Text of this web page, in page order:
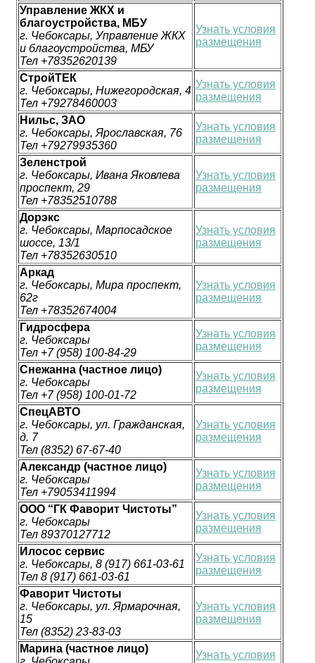
Управление ЖКХ и
благоустройства, МБУ
г. Чебоксары, Управление ЖКХ
и благоустройства, МБУ
Тел +78352620139
Узнать условия
размещения
СтройТЕК
г. Чебоксары, Нижегородская, 4
Тел +79278460003
Узнать условия
размещения
Нильс, ЗАО
г. Чебоксары, Ярославская, 76
Тел +79279935360
Узнать условия
размещения
Зеленстрой
г. Чебоксары, Ивана Яковлева
проспект, 29
Тел +78352510788
Узнать условия
размещения
Дорэкс
г. Чебоксары, Марпосадское
шоссе, 13/1
Тел +78352630510
Узнать условия
размещения
Аркад
г. Чебоксары, Мира проспект,
62г
Тел +78352674004
Узнать условия
размещения
Гидросфера
г. Чебоксары
Тел +7 (958) 100-84-29
Узнать условия
размещения
Снежанна (частное лицо)
г. Чебоксары
Тел +7 (958) 100-01-72
Узнать условия
размещения
СпецАВТО
г. Чебоксары, ул. Гражданская,
д. 7
Тел (8352) 67-67-40
Узнать условия
размещения
Александр (частное лицо)
г. Чебоксары
Тел +79053411994
Узнать условия
размещения
ООО “ГК Фаворит Чистоты”
г. Чебоксары
Тел 89370127712
Узнать условия
размещения
Илосос сервис
г. Чебоксары, 8 (917) 661-03-61
Тел 8 (917) 661-03-61
Узнать условия
размещения
Фаворит Чистоты
г. Чебоксары, ул. Ярмарочная,
15
Тел (8352) 23-83-03
Узнать условия
размещения
Марина (частное лицо)
Узнать условия